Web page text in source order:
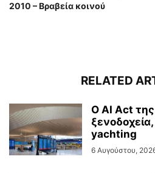
2010 – Bραβεία κοινού
RELATED
Ο AI Act της
yachting
6 Αυγούστου,